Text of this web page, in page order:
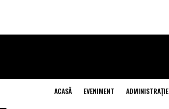
ACASĂ EVENIMENT ADMINISTRAŢIE